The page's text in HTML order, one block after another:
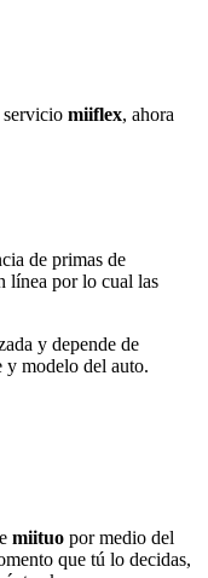
servicio miiflex, ahora
de primas de
línea por lo cual las
y depende de
y modelo del auto.
miituo por medio del
que tú lo decidas,